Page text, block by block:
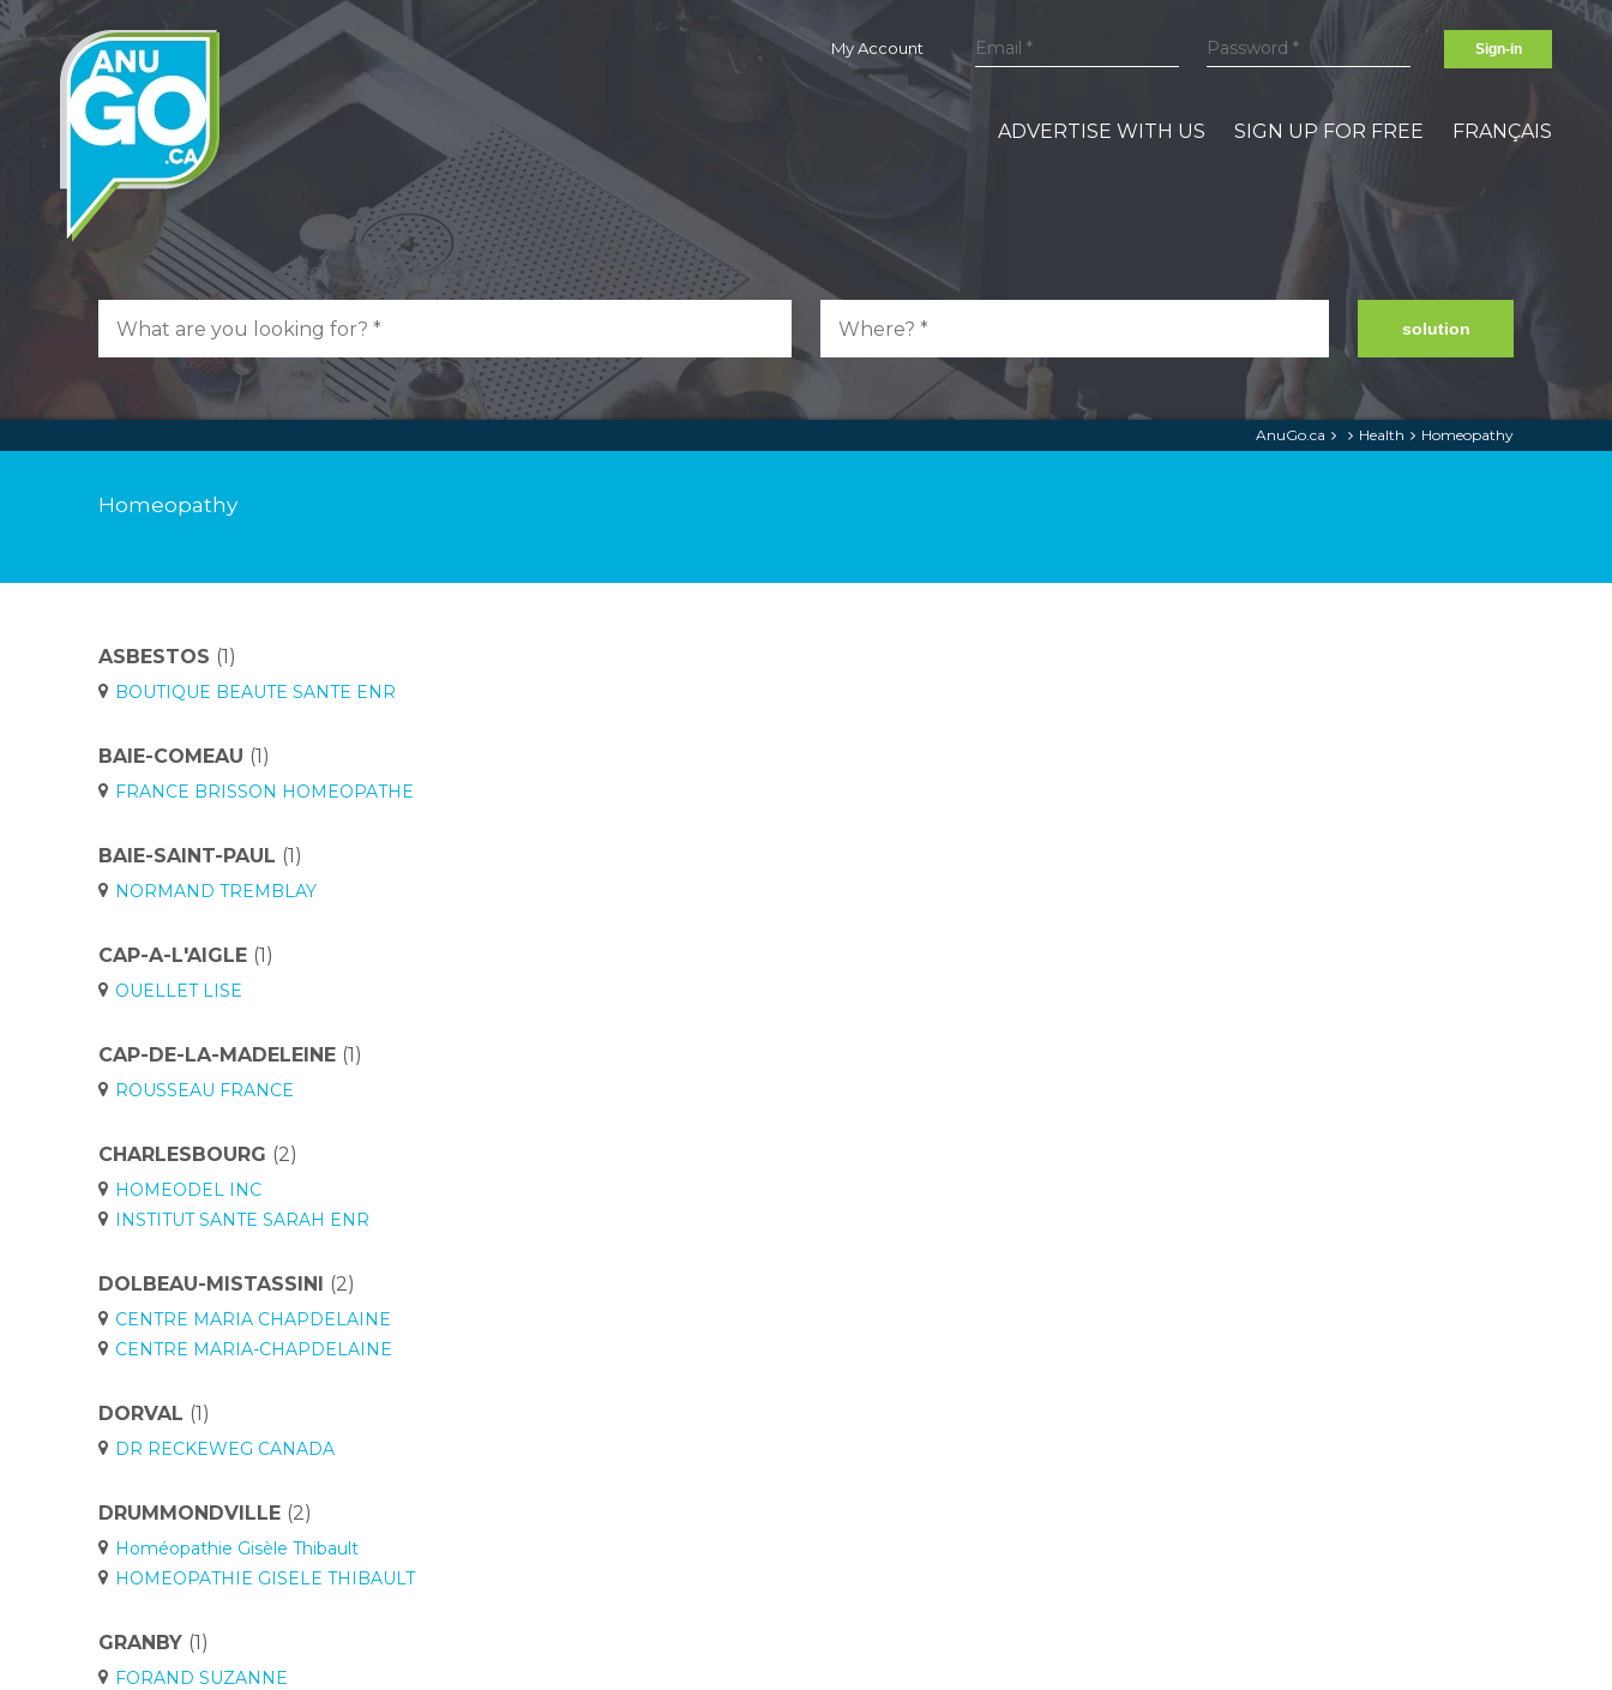
My Account Sign-in
ADVERTISE WITH US SIGN UP FOR FREE FRANÇAIS
solution
AnuGo.ca Health Homeopathy
Homeopathy
ASBESTOS (1)
BOUTIQUE BEAUTE SANTE ENR
BAIE-COMEAU (1)
FRANCE BRISSON HOMEOPATHE
BAIE-SAINT-PAUL (1)
NORMAND TREMBLAY
CAP-A-L'AIGLE (1)
OUELLET LISE
CAP-DE-LA-MADELEINE (1)
ROUSSEAU FRANCE
CHARLESBOURG (2)
HOMEODEL INC
INSTITUT SANTE SARAH ENR
DOLBEAU-MISTASSINI (2)
CENTRE MARIA CHAPDELAINE
CENTRE MARIA-CHAPDELAINE
DORVAL (1)
DR RECKEWEG CANADA
DRUMMONDVILLE (2)
Homéopathie Gisèle Thibault
HOMEOPATHIE GISELE THIBAULT
GRANBY (1)
FORAND SUZANNE